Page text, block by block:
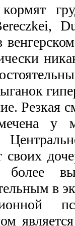
Резкая
у
своих
в